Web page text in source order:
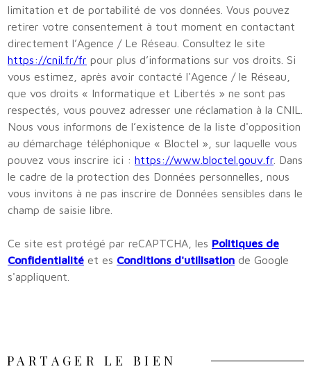
limitation et de portabilité de vos données. Vous pouvez
retirer votre consentement à tout moment en contactant
directement l’Agence / Le Réseau. Consultez le site
https://cnil.fr/fr pour plus d’informations sur vos droits. Si
vous estimez, après avoir contacté l'Agence / le Réseau,
que vos droits « Informatique et Libertés » ne sont pas
respectés, vous pouvez adresser une réclamation à la CNIL.
Nous vous informons de l’existence de la liste d'opposition
au démarchage téléphonique « Bloctel », sur laquelle vous
pouvez vous inscrire ici : https://www.bloctel.gouv.fr . Dans
le cadre de la protection des Données personnelles, nous
vous invitons à ne pas inscrire de Données sensibles dans le
champ de saisie libre.
Ce site est protégé par reCAPTCHA, les Politiques de
Confidentialité et es Conditions d'utilisation de Google
s'appliquent.
PARTAGER LE BIEN